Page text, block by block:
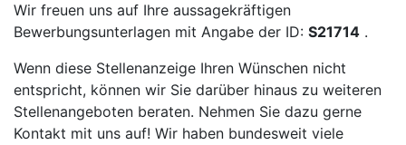
Wir freuen uns auf Ihre aussagekräftigen
Bewerbungsunterlagen mit Angabe der ID: S21714 .
Wenn diese Stellenanzeige Ihren Wünschen nicht
entspricht, können wir Sie darüber hinaus zu weiteren
Stellenangeboten beraten. Nehmen Sie dazu gerne
Kontakt mit uns auf! Wir haben bundesweit viele